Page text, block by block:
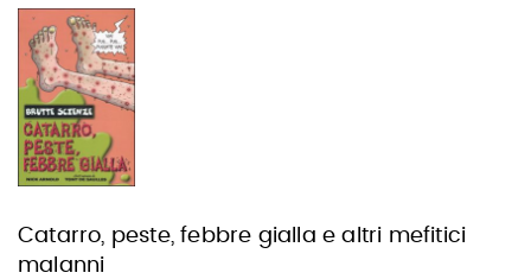
Catarro, peste, febbre gialla e altri mefitici
malanni